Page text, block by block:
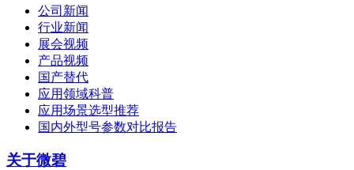
公司新闻
行业新闻
展会视频
产品视频
国产替代
应用领域科普
应用场景选型推荐
国内外型号参数对比报告
关于微碧